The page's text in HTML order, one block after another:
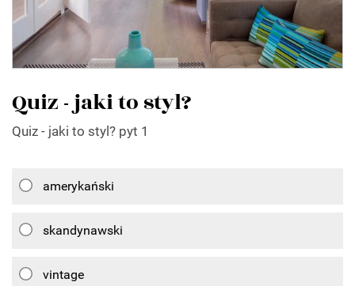
Quiz - jaki to styl?
Quiz - jaki to styl? pyt 1
amerykański
skandynawski
vintage